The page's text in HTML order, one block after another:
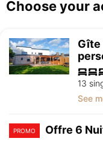
Choose your
Gîte
13
See
PROMO Offre 6